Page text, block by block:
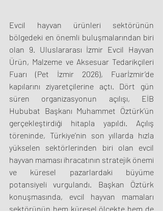
Evcil hayvan ürünleri sektörünün
bölgedeki en önemli buluşmalarından biri
olan 9. Uluslararası İzmir Evcil Hayvan
Ürün, Malzeme ve Aksesuar Tedarikçileri
Fuarı (Pet İzmir 2026), Fuarİzmir’de
kapılarını ziyaretçilerine açtı. Dört gün
süren organizasyonun açılışı, EİB
Hububat Başkanı Muhammet Öztürk’ün
gerçekleştirdiği hitapla yapıldı. Açılış
töreninde, Türkiye’nin son yıllarda hızla
yükselen sektörlerinden biri olan evcil
hayvan maması ihracatının stratejik önemi
ve küresel pazarlardaki büyüme
potansiyeli vurgulandı. Başkan Öztürk
konuşmasında, evcil hayvan mamaları
sektörünün hem küresel ölçekte hem de